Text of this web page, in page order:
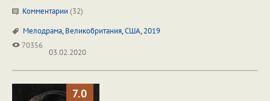
Комментарии (32)
Мелодрама,Великобритания,США,2019
70356
03.02.2020
7.0